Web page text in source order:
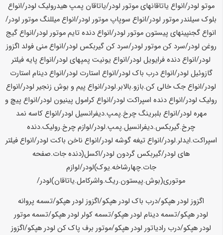
موتو لودر/انواع یاتاقانهای موتور لودر/یاتاقان پمپ هیدرولیک لودر/انواع
بلوک سیلندر موتور لودر/انواع سوپاپ موتور لودر/انواع میللنگ موتور لودر/
انواع گجنپینهای پیستون موتور لودر/انواع دنده تایم موتور لودر/انواع گیج
روغن لودر/سرد کن موتور لودر/سرد کن گیربکس لودر/انواع منی فولد اگزوز
لودر/انواع دنده فرایویل لودر/انواع یونیت پمپهای لودر/انواع پایه فیلتر
گازوئیل لودر/انواع درب باک لودر/انواع استارت لودر/انواع دینام استارت
لودر/انواع جک خالی کن.بازو.بالابر.لودر/انواع پیم و بوش زنجیر لودر/انواع
رولیک لودر/انواع دنده اسپراکت لودر/انواع کرامول پینیون لودر/انواع پیچ و
مهره لودر/انواع بلبرینگ چرخ.پمپ.دیفرانسیل لودر/انواع کاسه نمد
چرخ.گیربکس.دیفرانسیل.پمپ.لودر/لوازم چرخ.رولیک.دنده
اسپراکت.ایدلر.لودر/انواع تیغه گوشه لودر/انواع ناخن باکت لودر/انواع فیلتر
های لودر/گیربکس گردون لودر/اکسل(دنده جات.صفحه
جات.چهارشاخه.یوک)لودر/لوازم
موتوری(بوش.پیستون.ریگ.واشرکامل.یاتاقان)لودر/
اگزوز لودر هپکو/درب باک لودر هپکو/اگزوز لودر هپکو/تسمه پروانه
لودر هپکو/تسمه دینام لودر هپکو/تسمه کولر لودر هپکو/تسمه موتور
لودر هپکو/درب رادیاتور لودر هپکو/موتور برف پاک کن لودر هپکو/اگزوز